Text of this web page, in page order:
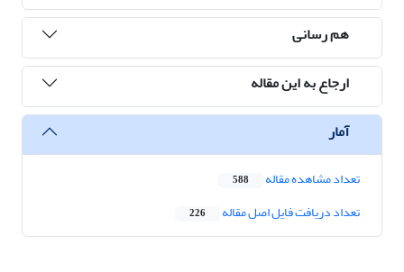
هم رسانی
ارجاع به این مقاله
آمار
تعداد مشاهده مقاله 588
تعداد دریافت فایل اصل مقاله 226